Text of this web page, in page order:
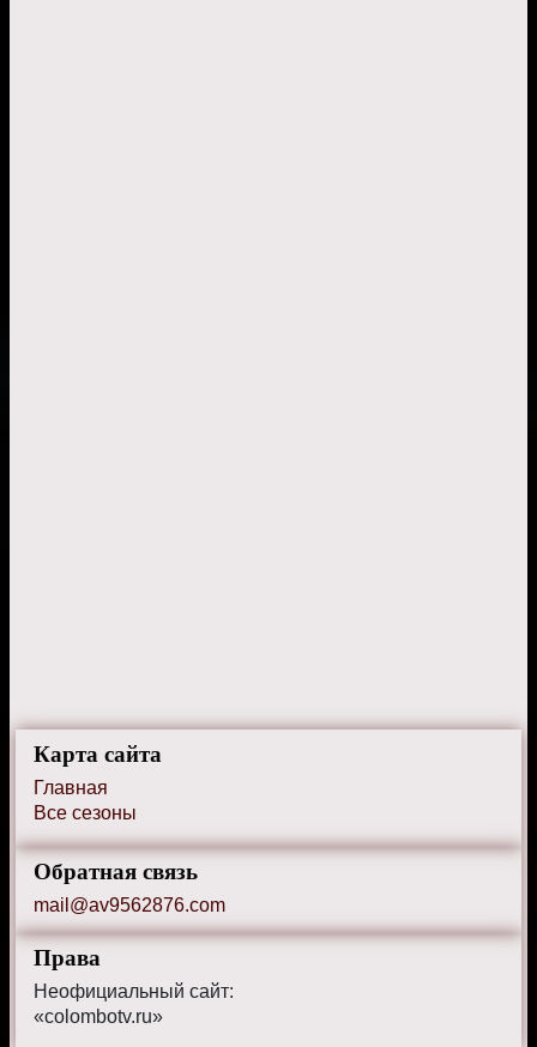
Карта сайта
Главная
Все сезоны
Обратная связь
mail@av9562876.com
Права
Неофициальный сайт:
«colombotv.ru»